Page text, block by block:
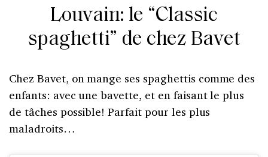
Louvain: le “Classic
spaghetti” de chez Bavet
Chez Bavet, on mange ses spaghettis comme des
enfants: avec une bavette, et en faisant le plus
de tâches possible! Parfait pour les plus
maladroits…